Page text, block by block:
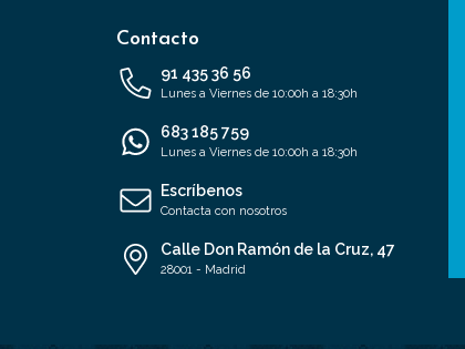
Contacto
91 435 36 56
Lunes a Viernes de 10:00h a 18:30h
683 185 759
Lunes a Viernes de 10:00h a 18:30h
Escríbenos
Contacta con nosotros
Calle Don Ramón de la Cruz, 47
28001 - Madrid